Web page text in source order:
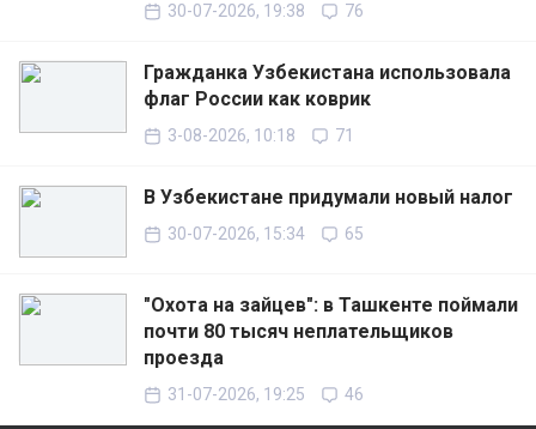
30-07-2026, 19:38 76
Гражданка Узбекистана использовала
флаг России как коврик
3-08-2026, 10:18 71
В Узбекистане придумали новый налог
30-07-2026, 15:34 65
"Охота на зайцев": в Ташкенте поймали
почти 80 тысяч неплательщиков
проезда
31-07-2026, 19:25 46